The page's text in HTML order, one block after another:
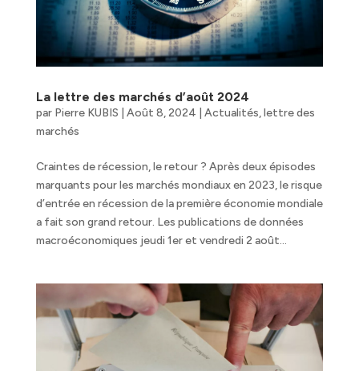
La lettre des marchés d’août 2024
par Pierre KUBIS Août 8, 2024 Actualités,lettre des
marchés
Craintes de récession, le retour ? Après deux épisodes
marquants pour les marchés mondiaux en 2023, le risque
d’entrée en récession de la première économie mondiale
a fait son grand retour. Les publications de données
macroéconomiques jeudi 1er et vendredi 2 août...